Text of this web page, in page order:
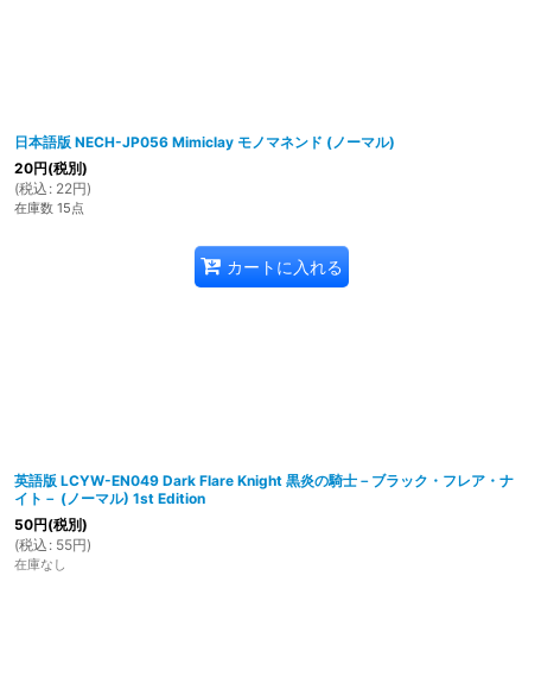
日本語版 NECH-JP056 Mimiclay モノマネンド (ノーマル)
20円(税別)
(税込 : 22円)
在庫数 15点
カートに入れる
英語版 LCYW-EN049 Dark Flare Knight 黒炎の騎士－ブラック・フレア・ナ
イト－ (ノーマル) 1st Edition
50円(税別)
(税込 : 55円)
在庫なし